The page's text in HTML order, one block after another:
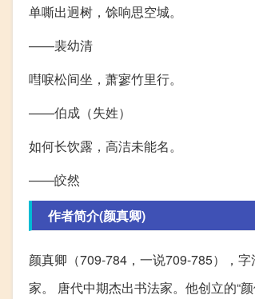
单嘶出迥树，馀响思空城。
——裴幼清
嘒唳松间坐，萧寥竹里行。
——伯成（失姓）
如何长饮露，高洁未能名。
——皎然
作者简介(颜真卿)
颜真卿（709-784，一说709-785），
家。 唐代中期杰出书法家。他创立的“颜